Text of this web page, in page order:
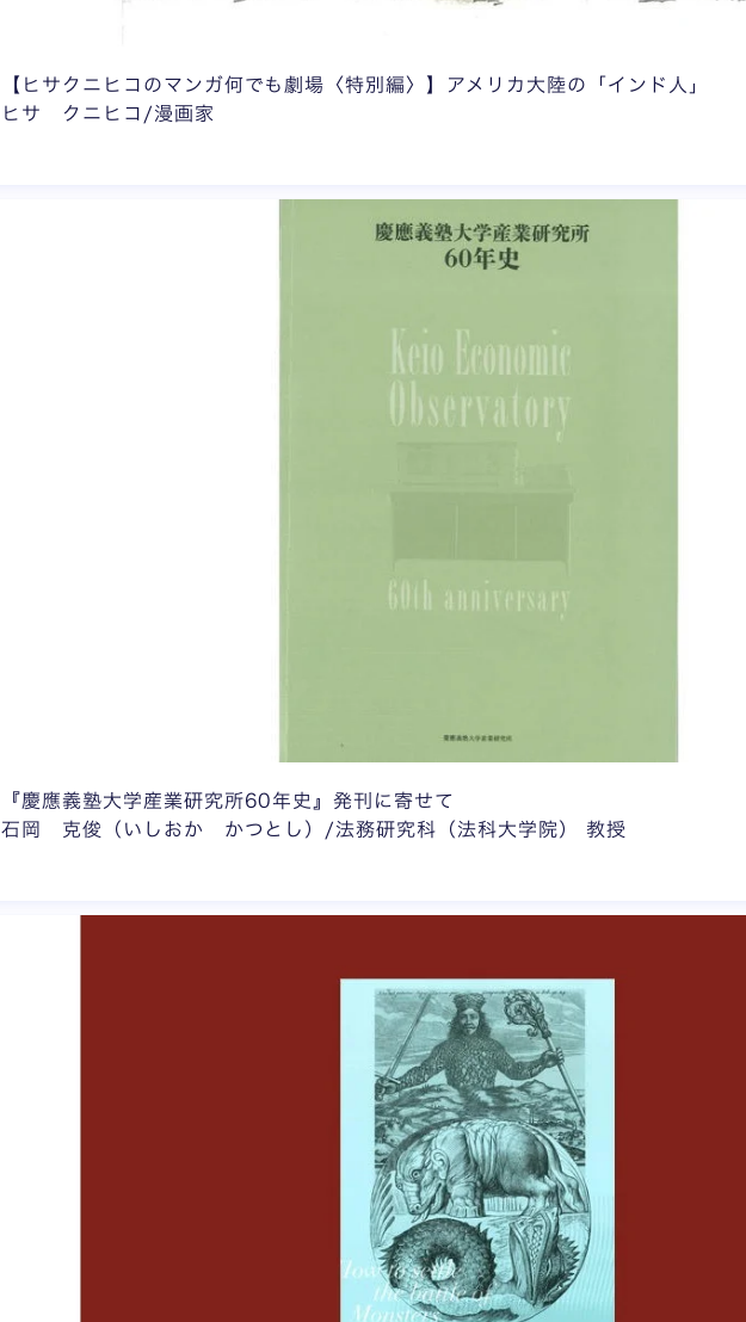
【ヒサクニヒコのマンガ何でも劇場〈特別編〉】アメリカ大陸の「インド人」
ヒサ クニヒコ/漫画家
『慶應義塾大学産業研究所60年史』発刊に寄せて
石岡 克俊（いしおか かつとし）/法務研究科（法科大学院） 教授